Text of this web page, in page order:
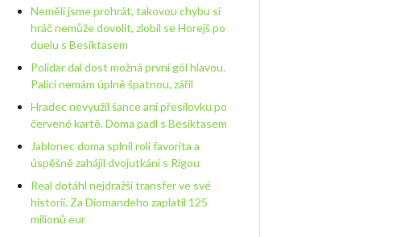
Neměli jsme prohrát, takovou chybu si
hráč nemůže dovolit, zlobil se Horejš po
duelu s Besiktasem
Polidar dal dost možná první gól hlavou.
Palici nemám úplně špatnou, zářil
Hradec nevyužil šance ani přesilovku po
červené kartě. Doma padl s Besiktasem
Jablonec doma splnil roli favorita a
úspěšně zahájil dvojutkání s Rigou
Real dotáhl nejdražší transfer ve své
historii. Za Diomandeho zaplatil 125
milionů eur